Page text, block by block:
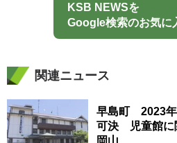
KSB NEWSを
Google検索のお気に
関連ニュース
早島町 2023年
可決 児童館に
岡山